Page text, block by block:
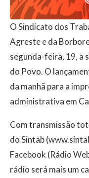
O Sindicato dos
Agreste e da
segunda-feira, 19, a
do Povo. O
da manhã para a
administrativa em
Com transmissão
do Sintab
Facebook (Rádio
rádio será mais um